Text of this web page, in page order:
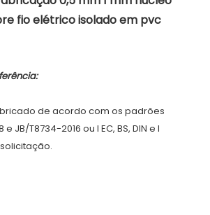
1.Padrão de Referência:
de acordo com os padrões
JB/T8734-2016 ou I EC, BS, DIN e I